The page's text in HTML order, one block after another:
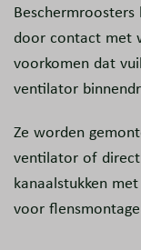
door contact met
voorkomen dat
ventilator
Ze worden
ventilator of direct
kanaalstukken
voor